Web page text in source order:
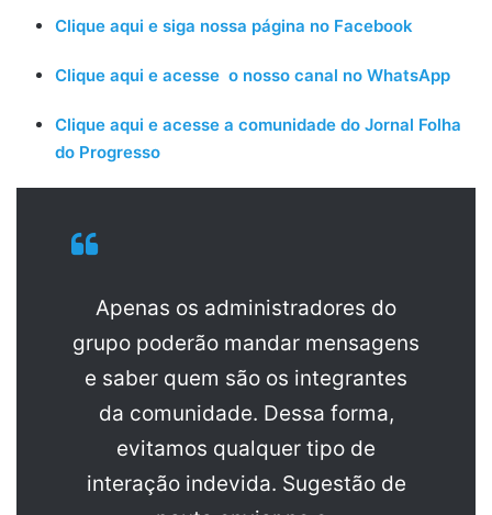
Clique aqui e siga nossa página no Facebook
Clique aqui e acesse o nosso canal no WhatsApp
Clique aqui e acesse a comunidade do Jornal Folha
do Progresso
Apenas os administradores do
grupo poderão mandar mensagens
e saber quem são os integrantes
da comunidade. Dessa forma,
evitamos qualquer tipo de
interação indevida. Sugestão de